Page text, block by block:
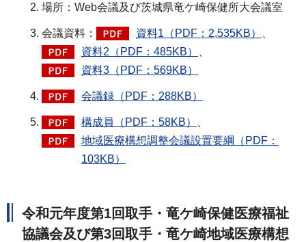
場所：Web会議及び茨城県竜ケ崎保健所大会議室
会議資料： 資料1（PDF：2,535KB）
資料2（PDF：485KB）
資料3（PDF：569KB）
会議録（PDF：288KB）
構成員（PDF：58KB）
地域医療構想調整会議設置要綱（PDF：
103KB）
令和元年度第1回取手・竜ケ崎保健医療福祉
協議会及び第3回取手・竜ケ崎地域医療構想